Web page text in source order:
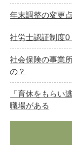
年末調整の変更点
社労士認証制度
社会保険の事業
の？
「育休をもらい
職場がある